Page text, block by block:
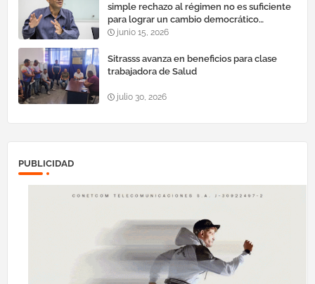
simple rechazo al régimen no es suficiente
para lograr un cambio democrático
efectivo"
junio 15, 2026
Sitrasss avanza en beneficios para clase
trabajadora de Salud
julio 30, 2026
PUBLICIDAD